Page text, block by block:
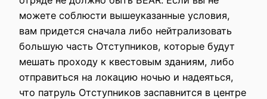
можете соблюсти вышеуказанные условия,
вам придется сначала либо нейтрализовать
большую часть Отступников, которые будут
мешать проходу к квестовым зданиям, либо
отправиться на локацию ночью и надеяться,
что патруль Отступников заспавнится в центре